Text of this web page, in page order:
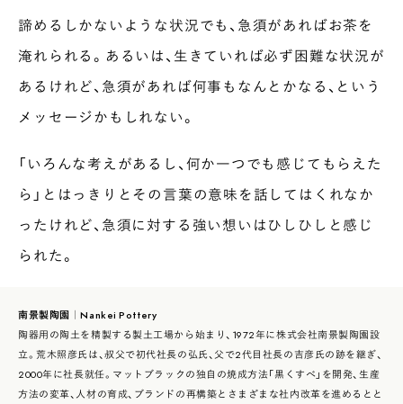
諦めるしかないような状況でも、急須があればお茶を
淹れられる。あるいは、生きていれば必ず困難な状況が
あるけれど、急須があれば何事もなんとかなる、という
メッセージかもしれない。
「いろんな考えがあるし、何か一つでも感じてもらえた
ら」とはっきりとその言葉の意味を話してはくれなか
ったけれど、急須に対する強い想いはひしひしと感じ
られた。
南景製陶園｜Nankei Pottery
陶器用の陶土を精製する製土工場から始まり、1972年に株式会社南景製陶園設
立。荒木照彦氏は、叔父で初代社長の弘氏、父で2代目社長の吉彦氏の跡を継ぎ、
2000年に社長就任。マットブラックの独自の焼成方法「黒くすべ」を開発、生産
方法の変革、人材の育成、ブランドの再構築とさまざまな社内改革を進めるとと